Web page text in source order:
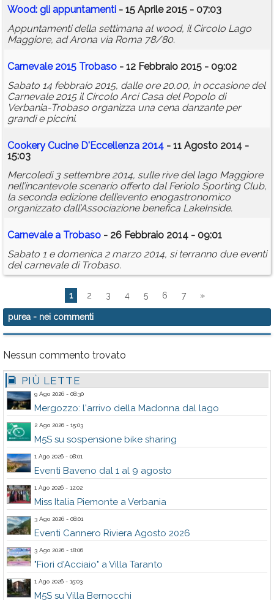
Wood: gli appuntamenti - 15 Aprile 2015 - 07:03
Appuntamenti della settimana al wood, il Circolo Lago
Maggiore, ad Arona via Roma 78/80.
Carnevale 2015 Trobaso - 12 Febbraio 2015 - 09:02
Sabato 14 febbraio 2015, dalle ore 20.00, in occasione del
Carnevale 2015 il Circolo Arci Casa del Popolo di
Verbania-Trobaso organizza una cena danzante per
grandi e piccini.
Cookery Cucine D'Eccellenza 2014 - 11 Agosto 2014 -
15:03
Mercoledì 3 settembre 2014, sulle rive del lago Maggiore
nell’incantevole scenario offerto dal Feriolo Sporting Club,
la seconda edizione dell’evento enogastronomico
organizzato dall’Associazione benefica LakeInside.
Carnevale a Trobaso - 26 Febbraio 2014 - 09:01
Sabato 1 e domenica 2 marzo 2014, si terranno due eventi
del carnevale di Trobaso.
1 2 3 4 5 6 7 »
purea - nei commenti
Nessun commento trovato
PIÙ LETTE
9 Ago 2026 - 08:30
Mergozzo: l'arrivo della Madonna dal lago
2 Ago 2026 - 15:03
M5S su sospensione bike sharing
1 Ago 2026 - 08:01
Eventi Baveno dal 1 al 9 agosto
1 Ago 2026 - 12:02
Miss Italia Piemonte a Verbania
3 Ago 2026 - 08:01
Eventi Cannero Riviera Agosto 2026
3 Ago 2026 - 18:06
"Fiori d'Acciaio" a Villa Taranto
1 Ago 2026 - 15:03
M5S su Villa Bernocchi